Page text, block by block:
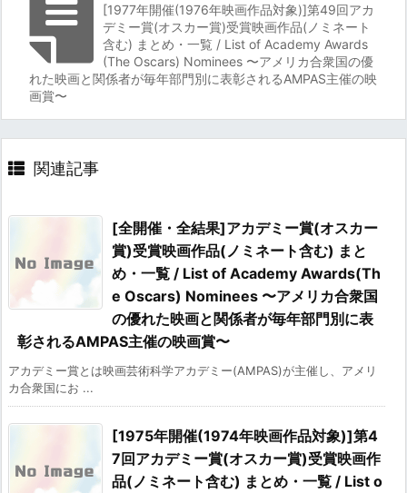
[1977年開催(1976年映画作品対象)]第49回アカ
デミー賞(オスカー賞)受賞映画作品(ノミネート
含む) まとめ・一覧 / List of Academy Awards
(The Oscars) Nominees 〜アメリカ合衆国の優
れた映画と関係者が毎年部門別に表彰されるAMPAS主催の映
画賞〜
関連記事
[全開催・全結果]アカデミー賞(オスカー
賞)受賞映画作品(ノミネート含む) まと
め・一覧 / List of Academy Awards(Th
e Oscars) Nominees 〜アメリカ合衆国
の優れた映画と関係者が毎年部門別に表
彰されるAMPAS主催の映画賞〜
アカデミー賞とは映画芸術科学アカデミー(AMPAS)が主催し、アメリ
カ合衆国にお ...
[1975年開催(1974年映画作品対象)]第4
7回アカデミー賞(オスカー賞)受賞映画作
品(ノミネート含む) まとめ・一覧 / List o